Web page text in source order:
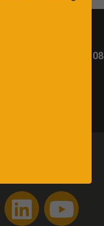
03 26 65 02 08